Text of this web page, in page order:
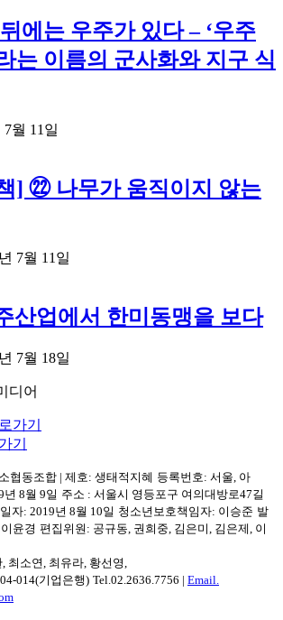
에는 우주가 있다 – ‘우주
는 이름의 군사화와 지구 식
7월 11일
] ㉒ 나무가 움직이지 않는
7월 11일
산업에서 한미동맹을 보다
7월 18일
디어
가기
기
협동조합 | 제호: 생태적지혜 등록번호: 서울, 아
년 8월 9일 주소 : 서울시 영등포구 여의대방로47길
자: 2019년 8월 10일 청소년보호책임자: 이승준 발
윤경 편집위원: 공규동, 권희중, 김은미, 김은제, 이
최소연, 최유라, 황선영,
014(기업은행) Tel.02.2636.7756 | Email.